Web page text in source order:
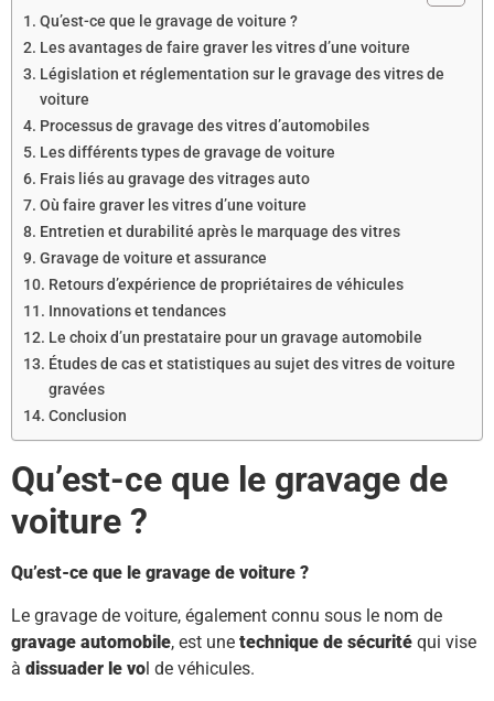
Qu’est-ce que le gravage de voiture ?
Les avantages de faire graver les vitres d’une voiture
Législation et réglementation sur le gravage des vitres de
voiture
Processus de gravage des vitres d’automobiles
Les différents types de gravage de voiture
Frais liés au gravage des vitrages auto
Où faire graver les vitres d’une voiture
Entretien et durabilité après le marquage des vitres
Gravage de voiture et assurance
Retours d’expérience de propriétaires de véhicules
Innovations et tendances
Le choix d’un prestataire pour un gravage automobile
Études de cas et statistiques au sujet des vitres de voiture
gravées
Conclusion
Qu’est-ce que le gravage de
voiture ?
Qu’est-ce que le gravage de voiture ?
Le gravage de voiture, également connu sous le nom de
gravage automobile, est une technique de sécurité qui vise
à dissuader le vol de véhicules.